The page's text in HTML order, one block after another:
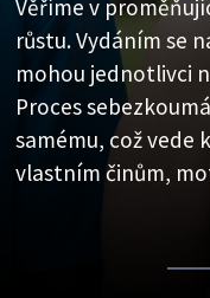
Věříme v
růstu. Vydáním se
mohou jednotlivci
Proces
samému, což vede
vlastním činům,
Naší vizí je
myšlenkách
Náš nástroj není
testem osobnosti;
pro
cílem; poskytování
transformativních